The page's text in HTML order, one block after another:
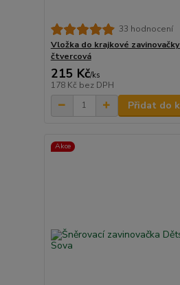
33 hodnocení
Vložka do krajkové
čtvercová
215 Kč/ks
178 Kč bez DPH
Přidat do
Akce